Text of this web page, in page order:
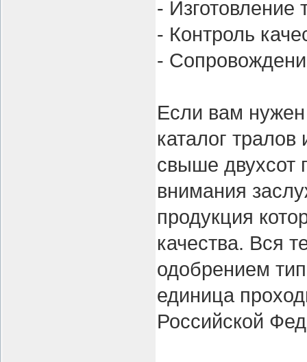
- Изготовление
- Контроль
-
Если вам
каталог
свыше двухсот
внимания
продукция
качества. Вся
одобрением
единица
Российской